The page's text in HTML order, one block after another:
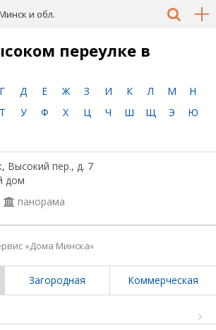
и обл.
переулке в
Г Д Е Ж З И К Л М
Н
Т У Ф Х Ц Ч Ш Щ Э
Ю
Высокий пер., д. 7
дом
панорама
«Дома Минска»
Загородная Коммерческая